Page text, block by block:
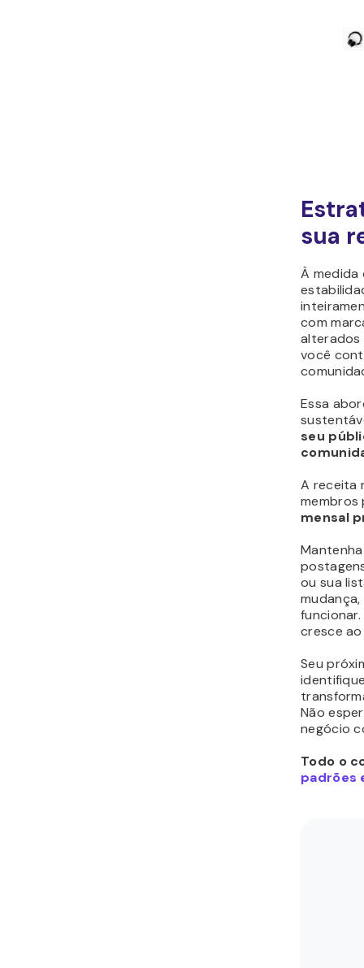
sua
À medida
com
alterados
você
Essa
seu
A receita
mensal
ou sua
cresce
Seu
Não
negócio
Todo o
padrões